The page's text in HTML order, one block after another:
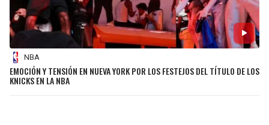
NBA
EMOCIÓN Y TENSIÓN EN NUEVA YORK POR LOS FESTEJOS DEL TÍTULO DE LOS
KNICKS EN LA NBA